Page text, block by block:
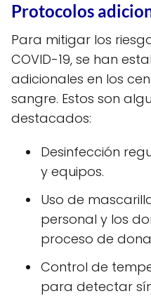
Protocolos
Para mitigar los
COVID-19, se han
adicionales en los
sangre. Estos son
destacados:
Desinfección
y equipos.
Uso de
personal y los
proceso de
Control de
para detectar